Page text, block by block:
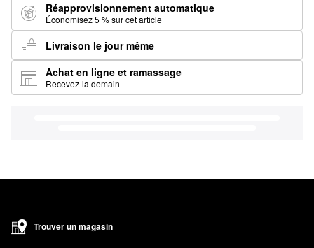
Réapprovisionnement automatique
Économisez 5 % sur cet article
Livraison le jour même
Achat en ligne et ramassage
Recevez-la demain
Trouver un magasin